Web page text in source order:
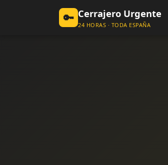
🔑 Cerrajero Urgente
24 HORAS · TODA ESPAÑA